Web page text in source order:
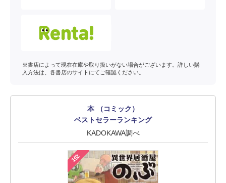
※書店によって現在在庫や取り扱いがない場合がございます。詳しい購
入方法は、各書店のサイトにてご確認ください。
本 （コミック）
ベストセラーランキング
KADOKAWA調べ
1位